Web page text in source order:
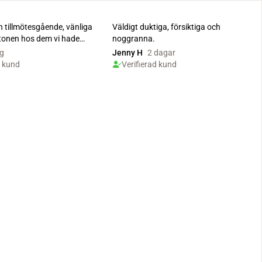
tillmötesgående, vänliga
hos dem vi hade
vå...
Väldigt duktiga, försiktiga och
noggranna.
Jenny H 2 dagar
Verifierad kund